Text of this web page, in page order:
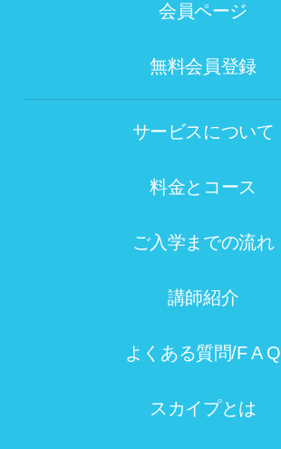
会員ページ
無料会員登録
サービスについて
料金とコース
ご入学までの流れ
講師紹介
よくある質問/F A Q
スカイプとは